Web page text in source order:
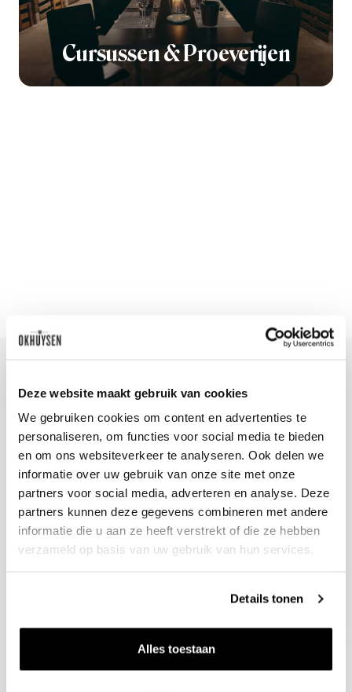
Deze website maakt gebruik van cookies
We gebruiken cookies om content en advertenties te
personaliseren, om functies voor social media te bieden
en om ons websiteverkeer te analyseren. Ook delen we
informatie over uw gebruik van onze site met onze
partners voor social media, adverteren en analyse. Deze
partners kunnen deze gegevens combineren met andere
informatie die u aan ze heeft verstrekt of die ze hebben
verzameld op basis van uw gebruik van hun services.
Details tonen
Alles toestaan
Cursussen & Proeverijen
Blijf op de hoogte
Ontvang het laatste wijnnieuws, proeverijen en
evenementen
E-mailadres
Aanmelden